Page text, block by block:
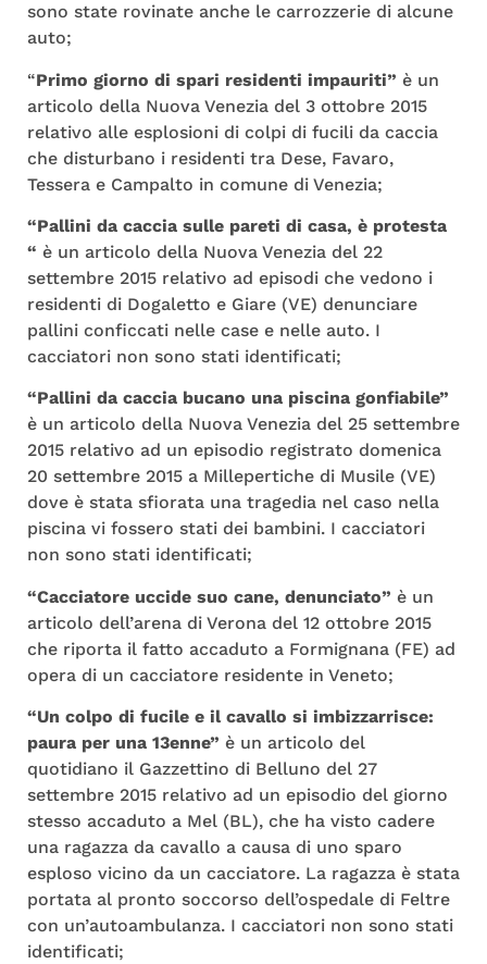
sono state rovinate anche le carrozzerie di alcune
auto;
“Primo giorno di spari residenti impauriti” è un
articolo della Nuova Venezia del 3 ottobre 2015
relativo alle esplosioni di colpi di fucili da caccia
che disturbano i residenti tra Dese, Favaro,
Tessera e Campalto in comune di Venezia;
“Pallini da caccia sulle pareti di casa, è protesta
“ è un articolo della Nuova Venezia del 22
settembre 2015 relativo ad episodi che vedono i
residenti di Dogaletto e Giare (VE) denunciare
pallini conficcati nelle case e nelle auto. I
cacciatori non sono stati identificati;
“Pallini da caccia bucano una piscina gonfiabile”
è un articolo della Nuova Venezia del 25 settembre
2015 relativo ad un episodio registrato domenica
20 settembre 2015 a Millepertiche di Musile (VE)
dove è stata sfiorata una tragedia nel caso nella
piscina vi fossero stati dei bambini. I cacciatori
non sono stati identificati;
“Cacciatore uccide suo cane, denunciato” è un
articolo dell’arena di Verona del 12 ottobre 2015
che riporta il fatto accaduto a Formignana (FE) ad
opera di un cacciatore residente in Veneto;
“Un colpo di fucile e il cavallo si imbizzarrisce:
paura per una 13enne” è un articolo del
quotidiano il Gazzettino di Belluno del 27
settembre 2015 relativo ad un episodio del giorno
stesso accaduto a Mel (BL), che ha visto cadere
una ragazza da cavallo a causa di uno sparo
esploso vicino da un cacciatore. La ragazza è stata
portata al pronto soccorso dell’ospedale di Feltre
con un’autoambulanza. I cacciatori non sono stati
identificati;